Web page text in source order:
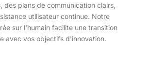
des plans de communication clairs,
utilisateur continue. Notre
sur l'humain facilite une transition
avec vos objectifs d'innovation.​